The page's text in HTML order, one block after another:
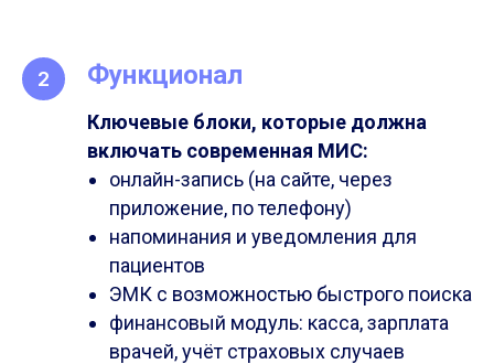
Функционал
Ключевые блоки, которые должна
включать современная МИС:
онлайн-запись (на сайте, через
приложение, по телефону)
напоминания и уведомления для
пациентов
ЭМК с возможностью быстрого поиска
финансовый модуль: касса, зарплата
врачей, учёт страховых случаев